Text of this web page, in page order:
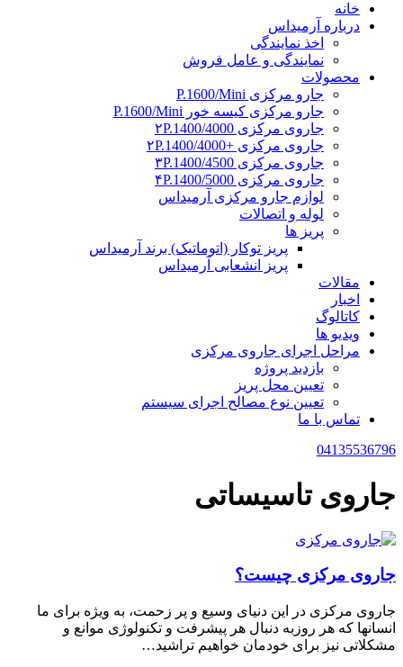
خانه
درباره آرمیداس
اخذ نمایندگی
نمایندگی و عامل فروش
محصولات
جارو مرکزی P.1600/Mini
جارو مرکزی کیسه خور P.1600/Mini
جاروی مرکزی ۲P.1400/4000
جاروی مرکزی +۲P.1400/4000
جاروی مرکزی ۳P.1400/4500
جاروی مرکزی ۴P.1400/5000
لوازم جارو مرکزی آرمیداس
لوله و اتصالات
پریز ها
پریز توکار (اتوماتیک) برند آرمیداس
پریز انشعابی آرمیداس
مقالات
اخبار
کاتالوگ
ویدیو ها
مراحل اجرای جاروی مرکزی
بازدید پروژه
تعیین محل پریز
تعیین نوع مصالح اجرای سیستم
تماس با ما
04135536796
جاروی تاسیساتی
جاروی مرکزی چیست؟
جاروی مرکزی در این دنیای وسیع و پر زحمت، به ویژه برای ما
انسانها که هر روزبه دنبال هر پیشرفت و تکنولوژی موانع و
مشکلاتی نیز برای خودمان خواهیم تراشید…